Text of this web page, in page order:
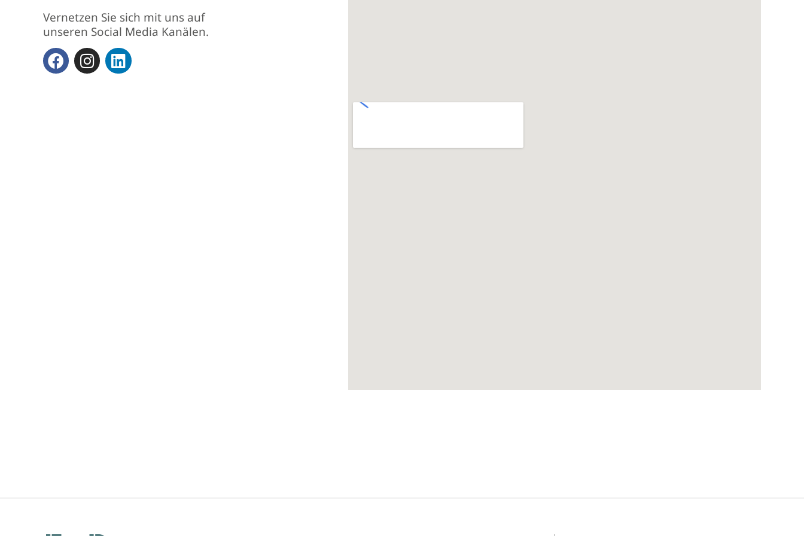
Vernetzen Sie sich mit uns auf
unseren Social Media Kanälen.